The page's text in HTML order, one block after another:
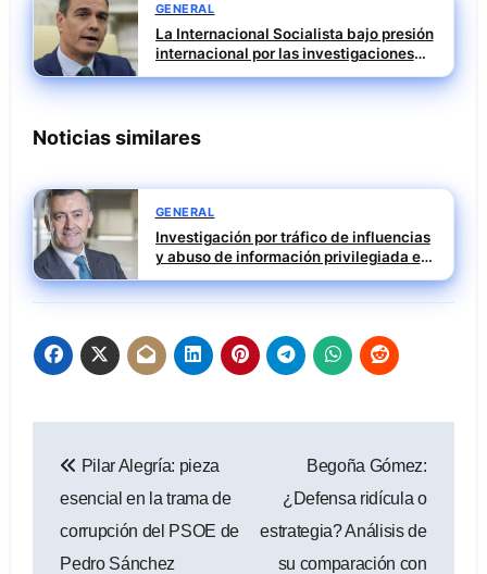
GENERAL
La Internacional Socialista bajo presión
internacional por las investigaciones
contra el PSOE
Noticias similares
GENERAL
Investigación por tráfico de influencias
y abuso de información privilegiada en
Tubos Reunidos con Francisco Irazusta
de
entradas
Pilar Alegría: pieza
esencial en la trama de
corrupción del PSOE de
Pedro Sánchez
Begoña Gómez:
¿Defensa ridícula o
estrategia? Análisis de
su comparación con